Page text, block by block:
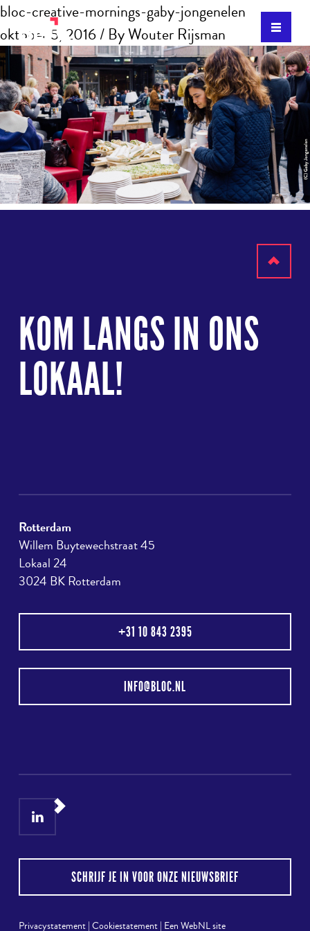
bloc-creative-mornings-gaby-jongenelen
oktober 5, 2016/ ByWouter Rijsman
KOM LANGS IN ONS
LOKAAL!
Rotterdam
Willem Buytewechstraat 45
Lokaal 24
3024 BK Rotterdam
+31 10 843 2395
INFO@BLOC.NL
SCHRIJF JE IN VOOR ONZE NIEUWSBRIEF
Privacystatement|Cookiestatement| Een WebNL site